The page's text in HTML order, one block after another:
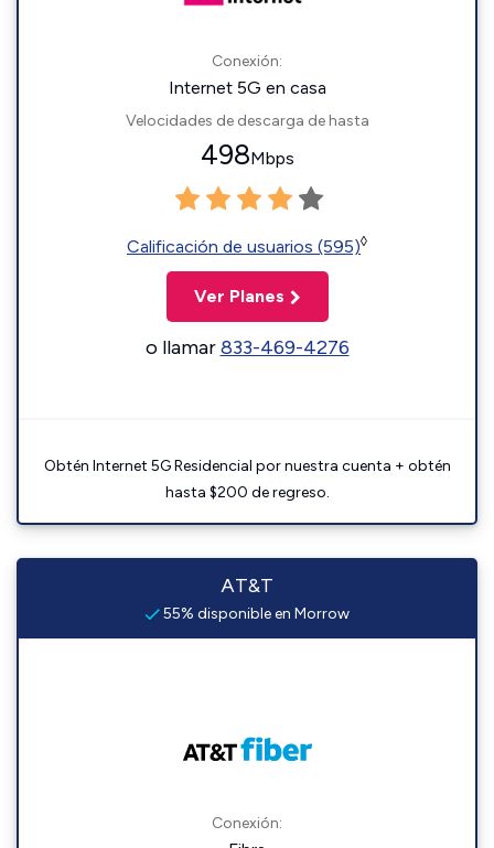
Conexión:
Internet 5G en casa
Velocidades de descarga de hasta
498Mbps
Calificación de usuarios (595)◊
Ver Planes
o llamar833-469-4276
Obtén Internet 5G Residencial por nuestra cuenta + obtén
hasta $200 de regreso.
AT&T
55% disponible en Morrow
Conexión: